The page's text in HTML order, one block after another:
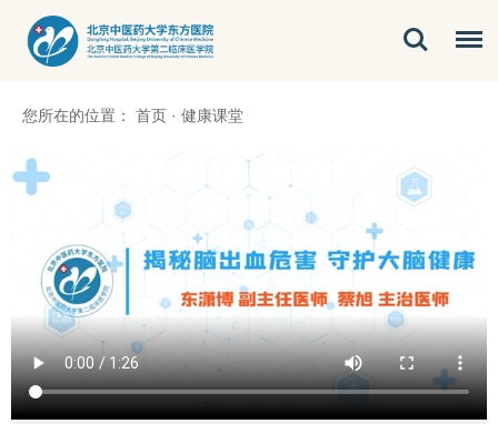
您所在的位置： 首页 · 健康课堂